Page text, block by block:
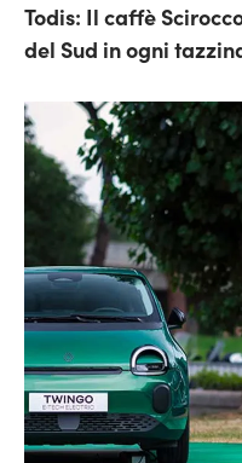
Todis: Il caffè
del Sud in ogni